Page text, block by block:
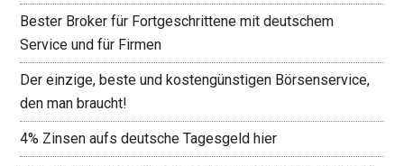
Bester Broker für Fortgeschrittene mit deutschem
Service und für Firmen
Der einzige, beste und kostengünstigen Börsenservice,
den man braucht!
4% Zinsen aufs deutsche Tagesgeld hier